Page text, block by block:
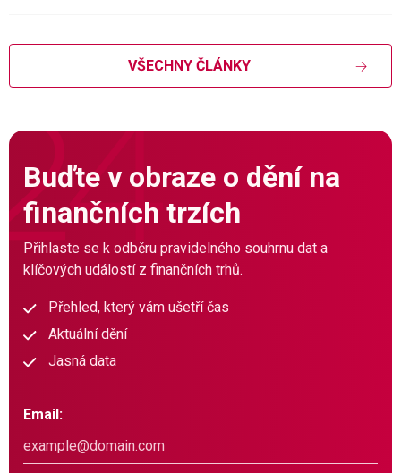
VŠECHNY ČLÁNKY
Buďte v obraze o dění na
finančních trzích
Přihlaste se k odběru pravidelného souhrnu dat a
klíčových událostí z finančních trhů.
Přehled, který vám ušetří čas
Aktuální dění
Jasná data
Email: